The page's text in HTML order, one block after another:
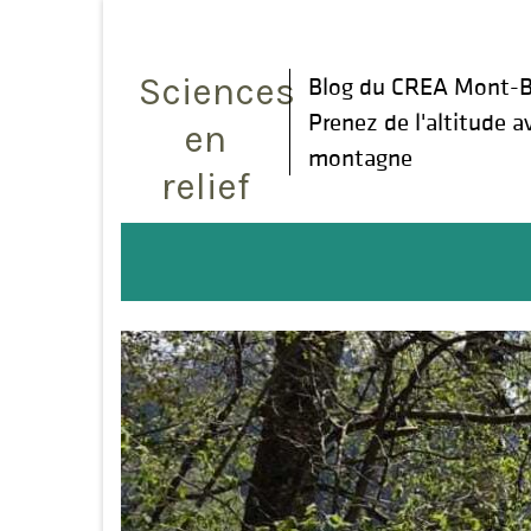
Sciences
en
relief
Blog du CREA Mont-
Prenez de l'altitude
montagne